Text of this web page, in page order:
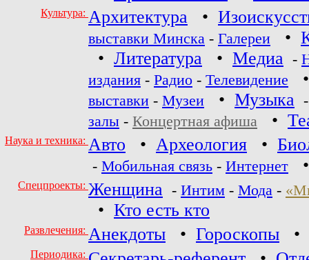
Культура: Архитектура •
выставки Минска - Галереи •
• Литература • Медиа -
издания - Радио - Телевидение
выставки - Музеи • Музыка
залы - Концертная афиша •
Наука и техника: Авто • Археология •
- Мобильная связь - Интернет
Спецпроекты: Женщина - Интим - Мода -
• Кто есть кто
Развлечения: Анекдоты • Гороскопы •
Периодика: